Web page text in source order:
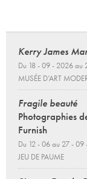
Kerry James
Du 18 - 09 - 2026 au
MUSÉE D’ART
Fragile beauté
Photographies
Furnish
Du 12 - 06 au 27 -
JEU DE PAUME